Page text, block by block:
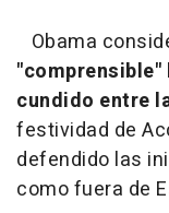
Obama
"comprensible"
cundido entre
festividad de
defendido las
como fuera de